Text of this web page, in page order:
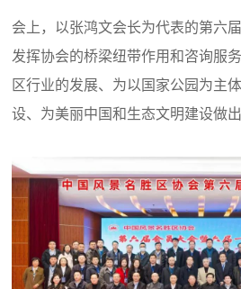
会上，以张鸿文会长为代表的第六
发挥协会的桥梁纽带作用和咨询服
区行业的发展、为以国家公园为主
设、为美丽中国和生态文明建设做出